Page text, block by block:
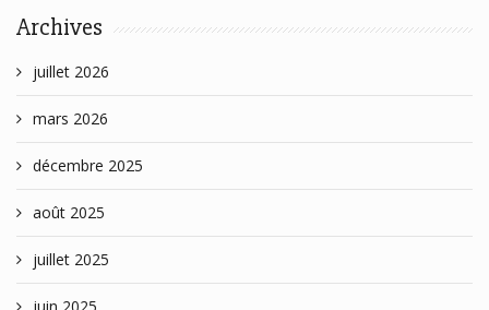
Archives
juillet 2026
mars 2026
décembre 2025
août 2025
juillet 2025
juin 2025